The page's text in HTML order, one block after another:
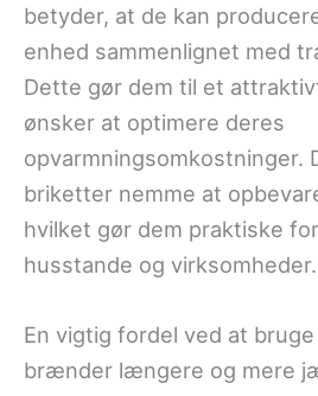
betyder, at de kan
enhed sammenlignet med
Dette gør dem til et
ønsker at optimere deres
opvarmningsomkostninger.
briketter nemme at
hvilket gør dem praktiske
husstande og virksomheder.
En vigtig fordel ved at
brænder længere og mere